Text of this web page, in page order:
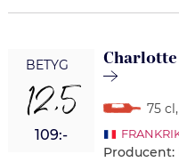
BETYG
12,5
109:-
Charlotte
75 cl ,
Producent: